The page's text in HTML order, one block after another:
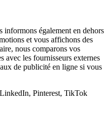
informons également en dehors
et vous affichons des
nous comparons vos
avec les fournisseurs externes
de publicité en ligne si vous
Pinterest, TikTok